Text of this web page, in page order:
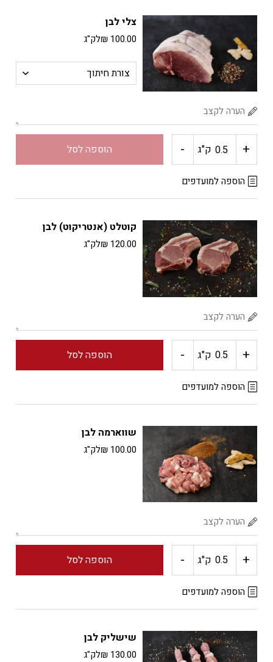
(עם
עצם)
צלי לבן
₪ 100.00 לק"ג
+ כמות
של
לבן
ק"ג - הוספה לסל
הוספה למועדפים
קוטלט (אנטריקוט) לבן
₪ 120.00 לק"ג
+ כמות
של
(אנטריקוט)
לבן
ק"ג - הוספה לסל
הוספה למועדפים
שווארמה לבן
₪ 100.00 לק"ג
+ כמות
של
לבן
ק"ג - הוספה לסל
הוספה למועדפים
שישליק לבן
₪ 130.00 לק"ג